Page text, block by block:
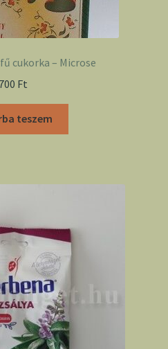
cukorka – Microse
700 Ft
teszem